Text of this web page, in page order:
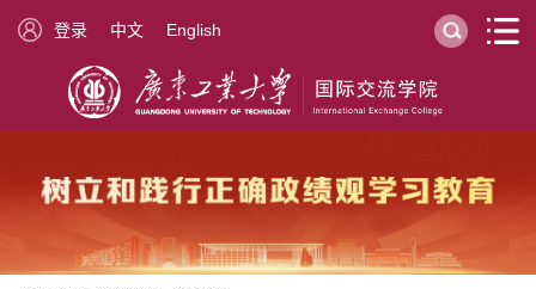
登录 中文 English